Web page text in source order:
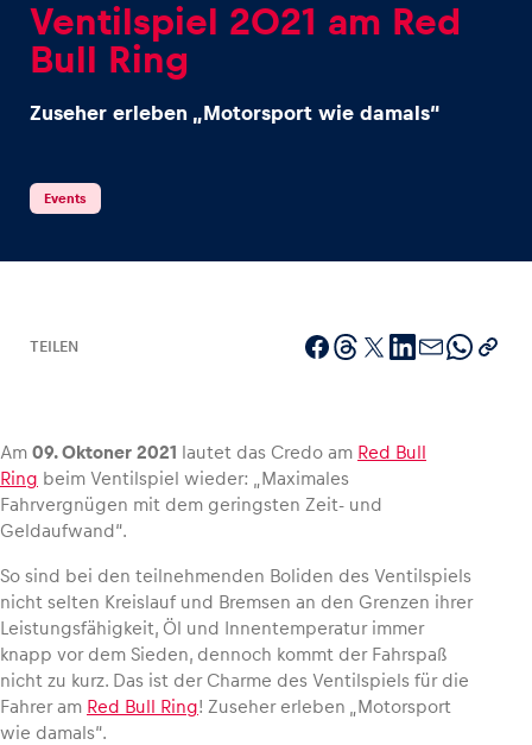
Erlebnisse
Alle anzeigen
Seiten
Alle anzeigen
Fahrzeug
Alle anzeigen
Ventilspiel 2021 am Red
Bull Ring
Zuseher erleben „Motorsport wie damals“
Events
TEILEN
Am 09. Oktoner 2021 lautet das Credo am Red Bull
Ring beim Ventilspiel wieder: „Maximales
Fahrvergnügen mit dem geringsten Zeit- und
Geldaufwand“.
So sind bei den teilnehmenden Boliden des Ventilspiels
nicht selten Kreislauf und Bremsen an den Grenzen ihrer
Leistungsfähigkeit, Öl und Innentemperatur immer
knapp vor dem Sieden, dennoch kommt der Fahrspaß
nicht zu kurz. Das ist der Charme des Ventilspiels für die
Fahrer am Red Bull Ring! Zuseher erleben „Motorsport
wie damals“.